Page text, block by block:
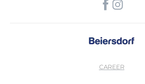
CAREER